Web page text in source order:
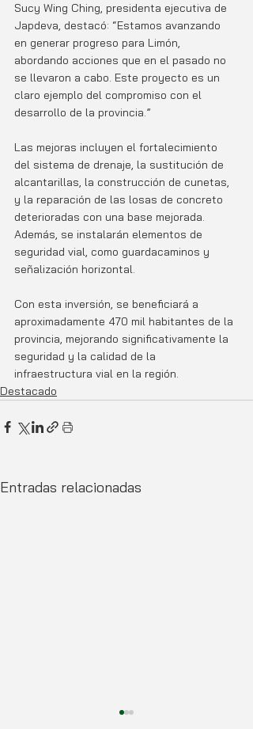
Sucy Wing Ching, presidenta ejecutiva de
Japdeva, destacó: “Estamos avanzando
en generar progreso para Limón,
abordando acciones que en el pasado no
se llevaron a cabo. Este proyecto es un
claro ejemplo del compromiso con el
desarrollo de la provincia.”
Las mejoras incluyen el fortalecimiento
del sistema de drenaje, la sustitución de
alcantarillas, la construcción de cunetas,
y la reparación de las losas de concreto
deterioradas con una base mejorada.
Además, se instalarán elementos de
seguridad vial, como guardacaminos y
señalización horizontal.
Con esta inversión, se beneficiará a
aproximadamente 470 mil habitantes de la
provincia, mejorando significativamente la
seguridad y la calidad de la
infraestructura vial en la región.
Destacado
Entradas relacionadas